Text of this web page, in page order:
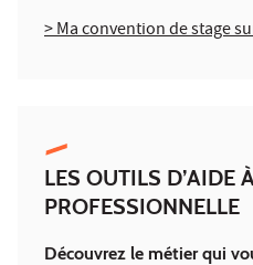
> Ma convention de stage
LES OUTILS D’AIDE
PROFESSIONNELLE
Découvrez le métier qui